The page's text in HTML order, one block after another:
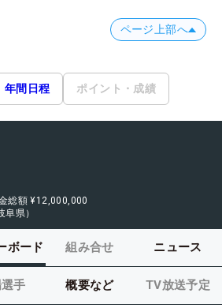
ページ上部へ
年間日程 ポイント・成績
総額 ¥12,000,000
県）
ボード 組み合せ ニュース
手 概要など TV放送予定